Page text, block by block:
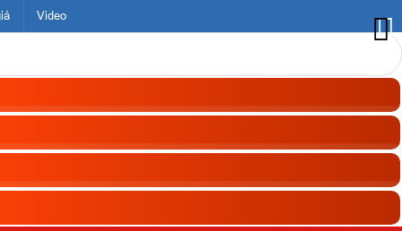
Video